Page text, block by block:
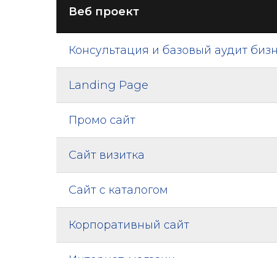
Веб проект
Консультация и базовый аудит
Landing Page
Промо сайт
Сайт визитка
Сайт с каталогом
Корпоративный сайт